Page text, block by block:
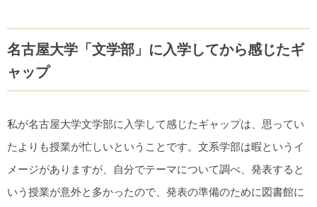
名古屋大学「文学部」に入学してから感じたギ
ャップ
私が名古屋大学文学部に入学して感じたギャップは、思ってい
たよりも授業が忙しいということです。文系学部は暇というイ
メージがありますが、自分でテーマについて調べ、発表すると
いう授業が意外と多かったので、発表の準備のために図書館に